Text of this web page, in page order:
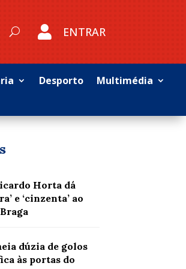
 ENTRAR
Desporto
Multimédia
Horta dá
e ‘cinzenta’ ao
dúzia de golos
às portas do